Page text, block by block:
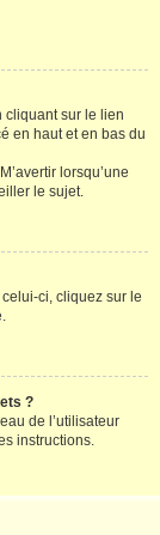
cliquant sur le lien
en haut et en bas du
lorsqu’une
le sujet.
ci, cliquez sur le
?
de l’utilisateur
instructions.